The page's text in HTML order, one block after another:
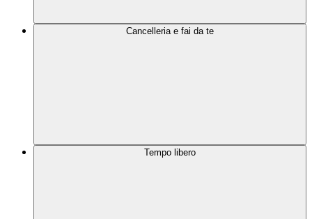
Cancelleria e fai da te
Tempo libero